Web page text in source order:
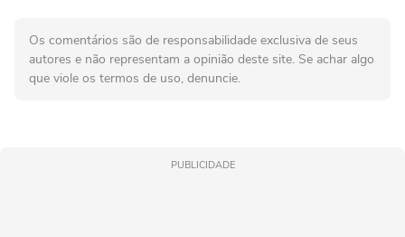
Os comentários são de responsabilidade exclusiva de seus
autores e não representam a opinião deste site. Se achar algo
que viole os termos de uso, denuncie.
PUBLICIDADE